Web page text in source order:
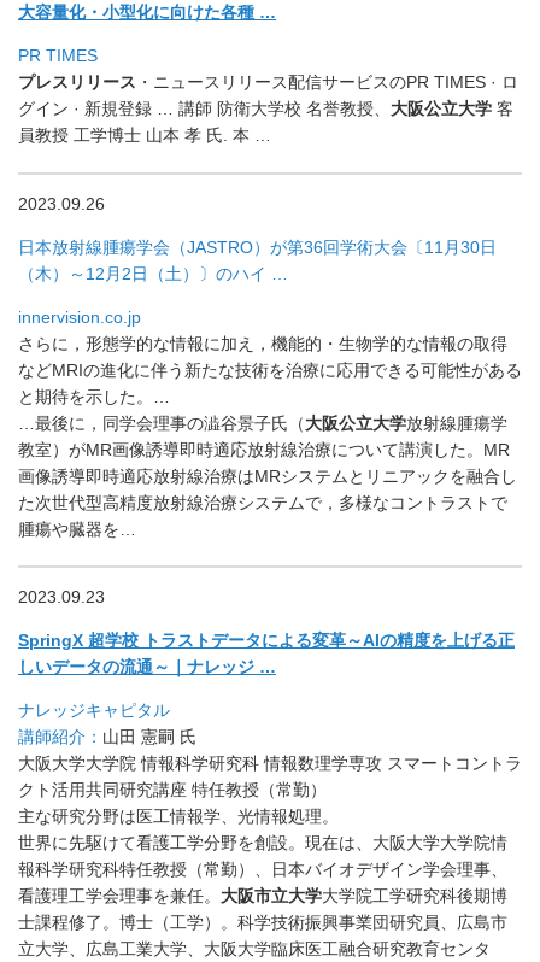
大容量化・小型化に向けた各種 …
PR TIMES
プレスリリース ・ニュースリリース配信サービスのPR TIMES · ロ
グイン · 新規登録 … 講師 防衛大学校 名誉教授、 大阪公立大学 客
員教授 工学博士 山本 孝 氏. 本 …
2023.09.26
日本放射線腫瘍学会（JASTRO）が第36回学術大会〔11月30日
（木）～12月2日（土）〕のハイ …
innervision.co.jp
さらに，形態学的な情報に加え，機能的・ 生物学的な情報の取得
などMRIの進化に伴う新たな技術を治療に応用できる可能性がある
と期待を示した。…
…最後に，同学会理事の澁谷景子氏（大阪公立大学放射線腫瘍学
教室）がMR画像誘導即時適応放射線治療について講演した。MR
画像誘導即時適応放射線治療はMRシステムとリニアックを融合し
た次世代型高精度放射線治療システムで，多様なコントラストで
腫瘍や臓器を…
2023.09.23
SpringX 超学校 トラストデータによる変革～AIの精度を上げる正
しいデータの流通～｜ナレッジ …
ナレッジキャピタル
講師紹介： 山田 憲嗣 氏
大阪大学大学院 情報科学研究科 情報数理学専攻 スマートコントラ
クト活用共同研究講座 特任教授（常勤）
主な研究分野は医工情報学、光情報処理。
世界に先駆けて看護工学分野を創設。現在は、大阪大学大学院情
報科学研究科特任教授（常勤）、日本バイオデザイン学会理事、
看護理工学会理事を兼任。 大阪市立大学大学院工学研究科後期博
士課程修了。博士（工学）。 科学技術振興事業団研究員、広島市
立大学、広島工業大学、大阪大学臨床医工融合研究教育センタ